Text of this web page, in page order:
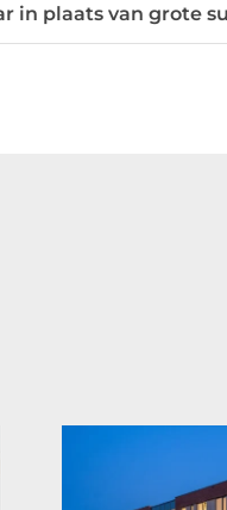
in plaats van grote